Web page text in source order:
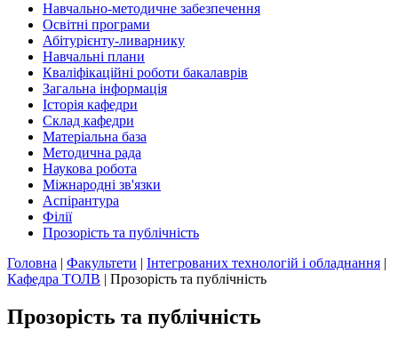
Навчально-методичне забезпечення
Освітні програми
Абітурієнту-ливарнику
Навчальні плани
Кваліфікаційні роботи бакалаврів
Загальна інформація
Історія кафедри
Склад кафедри
Матеріальна база
Методична рада
Наукова робота
Міжнародні зв'язки
Аспірантура
Філії
Прозорість та публічність
Головна | Факультети | Інтегрованих технологій і обладнання |
Кафедра ТОЛВ | Прозорість та публічність
Прозорість та публічність